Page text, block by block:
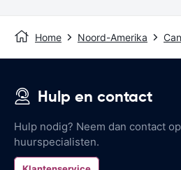
Home Noord-Amerika
Hulp en contact
Hulp nodig? Neem dan contact
huurspecialisten.